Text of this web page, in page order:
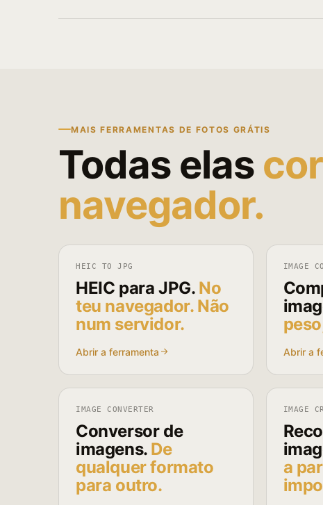
MAIS FERRAMENTAS DE FOTOS GRÁTIS
Todas elas
navegador.
HEIC TO JPG
HEIC para JPG. No
teu navegador. Não
num servidor.
Abrir a ferramenta
IMAGE
Abrir a
IMAGE CONVERTER
Conversor de
imagens. De
qualquer formato
para outro.
IMAGE
a